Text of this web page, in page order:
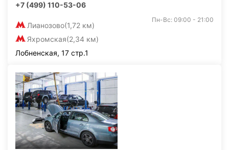
+7 (499) 110-53-06
Лианозово(1,72 км)
Яхромская(2,34 км)
Пн-Вс: 09:00 - 21:00
Лобненская, 17 стр.1